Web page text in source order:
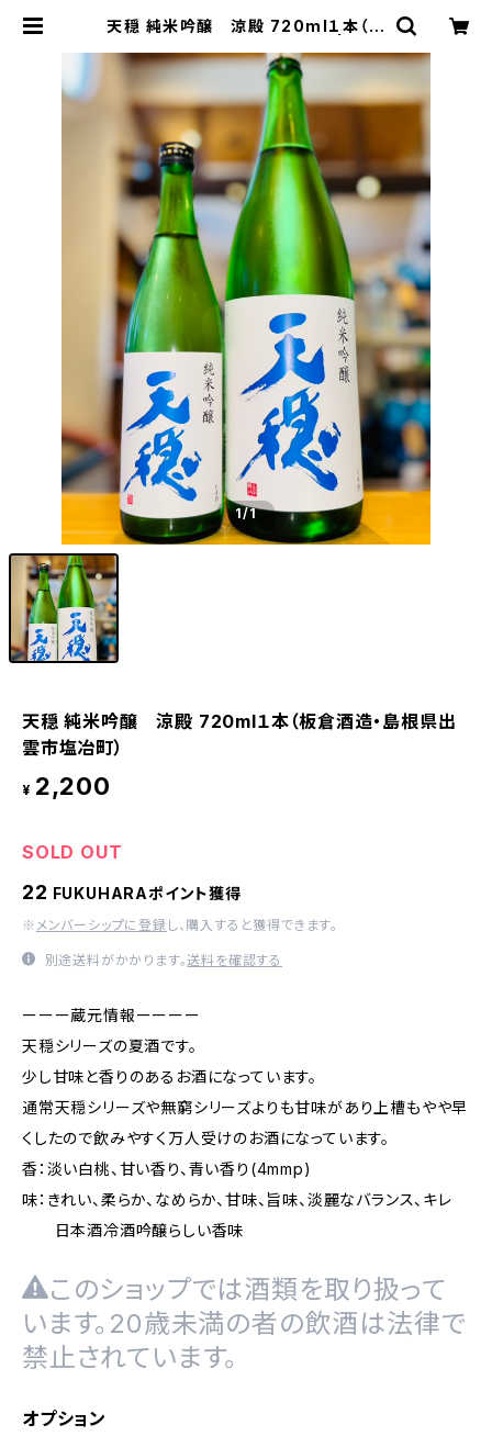
天穏 純米吟醸 涼殿 720ml１本（板
SE公式】福原酒店｜創業1928年・広
島の日本酒・限定酒を全国通販
1/1
天穏 純米吟醸 涼殿 720ml１本（板倉酒造・島根県出
雲市塩冶町）
¥ 2,200
SOLD OUT
22 FUKUHARAポイント獲得
※ メンバーシップに登録 し、購入すると獲得できます。
別途送料がかかります。送料を確認する
ーーー蔵元情報ーーーー
天穏シリーズの夏酒です。
少し甘味と香りのあるお酒になっています。
通常天穏シリーズや無窮シリーズよりも甘味があり上槽もやや早
くしたので飲みやすく万人受けのお酒になっています。
香：淡い白桃、甘い香り、青い香り(4mmp)
味：きれい、柔らか、なめらか、甘味、旨味、淡麗なバランス、キレ
日本酒冷酒吟醸らしい香味
このショップでは酒類を取り扱って
います。20歳未満の者の飲酒は法律で
禁止されています。
オプション